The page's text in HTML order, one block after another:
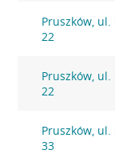
Pruszków, ul.
22
Pruszków, ul.
22
Pruszków,
33